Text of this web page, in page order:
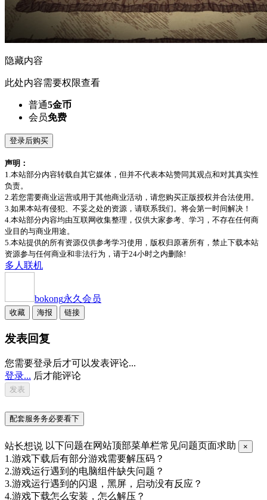
隐藏内容
此处内容需要权限查看
普通5金币
会员免费
登录后购买
声明：
1.本站部分内容转载自其它媒体，但并不代表本站赞同其观点和对其真实性
负责。
2.若您需要商业运营或用于其他商业活动，请您购买正版授权并合法使用。
3.如果本站有侵犯、不妥之处的资源，请联系我们。将会第一时间解决！
4.本站部分内容均由互联网收集整理，仅供大家参考、学习，不存在任何商
业目的与商业用途。
5.本站提供的所有资源仅供参考学习使用，版权归原著所有，禁止下载本站
资源参与任何商业和非法行为，请于24小时之内删除!
多人 联机
bokong永久会员
收藏 海报 链接
发表回复
您需要登录后才可以发表评论...
登录... 后才能评论
配套服务务必要看下
站长想说 以下问题在网站顶部菜单栏常见问题页面求助 ×
1.游戏下载后有部分游戏需要解压码？
2.游戏运行遇到的电脑组件缺失问题？
3.游戏运行遇到的闪退，黑屏，启动没有反应？
4.游戏下载怎么安装，怎么解压？